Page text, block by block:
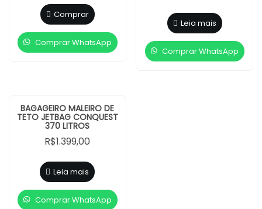
Comprar
Comprar WhatsApp
Leia mais
Comprar WhatsApp
BAGAGEIRO MALEIRO DE
TETO JETBAG CONQUEST
370 LITROS
R$1.399,00
Leia mais
Comprar WhatsApp